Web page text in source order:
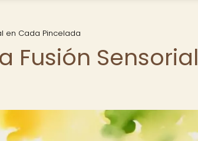
en Cada Pincelada
Fusión Sensorial